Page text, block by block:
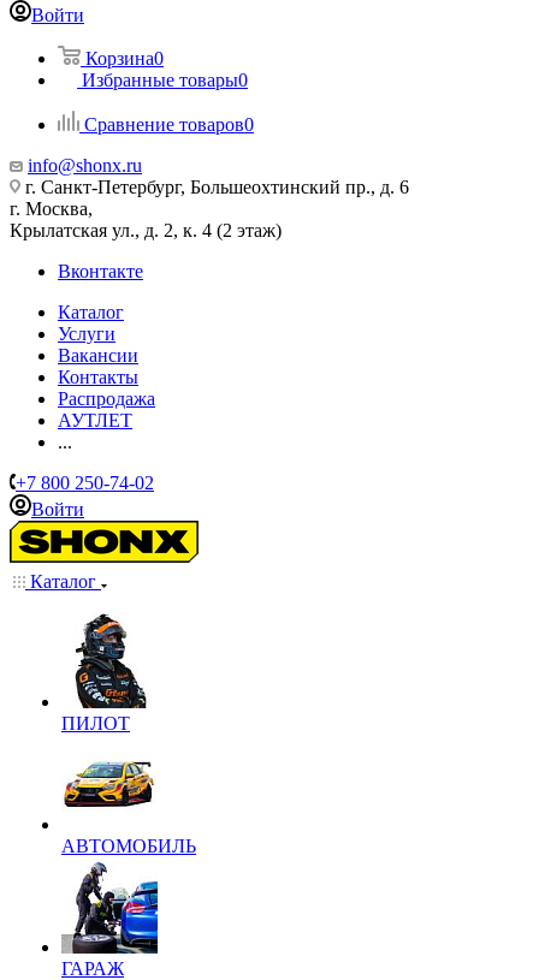
Войти
Корзина0
Избранные товары0
Сравнение товаров0
info@shonx.ru
г. Санкт-Петербург, Большеохтинский пр., д. 6
г. Москва,
Крылатская ул., д. 2, к. 4 (2 этаж)
Вконтакте
Каталог
Услуги
Вакансии
Контакты
Распродажа
АУТЛЕТ
...
+7 800 250-74-02
Войти
Каталог
ПИЛОТ
АВТОМОБИЛЬ
ГАРАЖ